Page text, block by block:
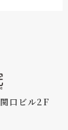
口ビル2F